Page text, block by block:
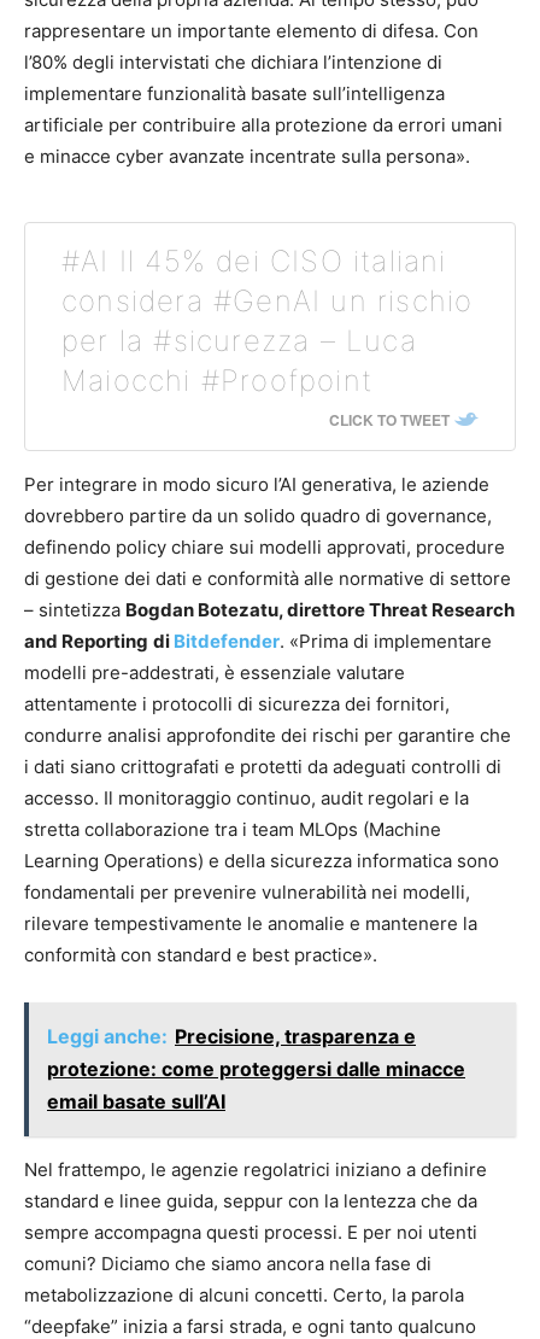
rappresentare un importante elemento di difesa. Con
l’80% degli intervistati che dichiara l’intenzione di
implementare funzionalità basate sull’intelligenza
artificiale per contribuire alla protezione da errori umani
e minacce cyber avanzate incentrate sulla persona».
#AI Il 45% dei CISO italiani
considera #GenAI un rischio
per la #sicurezza – Luca
Maiocchi #Proofpoint
CLICK TO TWEET
Per integrare in modo sicuro l’AI generativa, le aziende
dovrebbero partire da un solido quadro di governance,
definendo policy chiare sui modelli approvati, procedure
di gestione dei dati e conformità alle normative di settore
– sintetizza Bogdan Botezatu, direttore Threat Research
and Reporting di Bitdefender. «Prima di implementare
modelli pre-addestrati, è essenziale valutare
attentamente i protocolli di sicurezza dei fornitori,
condurre analisi approfondite dei rischi per garantire che
i dati siano crittografati e protetti da adeguati controlli di
accesso. Il monitoraggio continuo, audit regolari e la
stretta collaborazione tra i team MLOps (Machine
Learning Operations) e della sicurezza informatica sono
fondamentali per prevenire vulnerabilità nei modelli,
rilevare tempestivamente le anomalie e mantenere la
conformità con standard e best practice».
Leggi anche: Precisione, trasparenza e
protezione: come proteggersi dalle minacce
email basate sull’AI
Nel frattempo, le agenzie regolatrici iniziano a definire
standard e linee guida, seppur con la lentezza che da
sempre accompagna questi processi. E per noi utenti
comuni? Diciamo che siamo ancora nella fase di
metabolizzazione di alcuni concetti. Certo, la parola
“deepfake” inizia a farsi strada, e ogni tanto qualcuno